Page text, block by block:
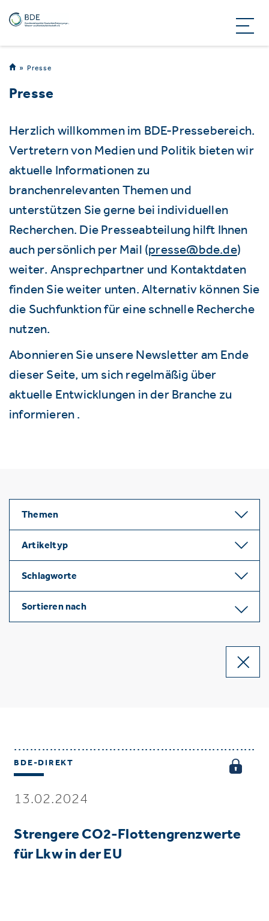
Presse
Presse
Herzlich willkommen im BDE-Pressebereich.
Vertretern von Medien und Politik bieten wir
aktuelle Informationen zu
branchenrelevanten Themen und
unterstützen Sie gerne bei individuellen
Recherchen. Die Presseabteilung hilft Ihnen
auch persönlich per Mail (presse@bde.de)
weiter. Ansprechpartner und Kontaktdaten
finden Sie weiter unten. Alternativ können Sie
die Suchfunktion für eine schnelle Recherche
nutzen.
Abonnieren Sie unsere Newsletter am Ende
dieser Seite, um sich regelmäßig über
aktuelle Entwicklungen in der Branche zu
informieren .
Themen
Artikeltyp
Schlagworte
Sortieren nach
BDE-DIREKT
13.02.2024
Strengere CO2-Flottengrenzwerte
für Lkw in der EU